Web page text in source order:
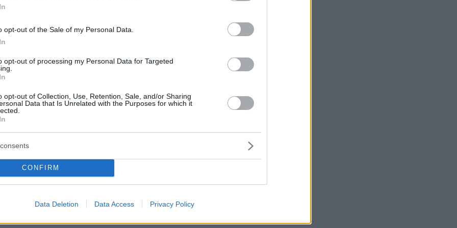
opt-out of the Sale of my Personal Data.
opt-out of processing my Personal Data for Targeted
opt-out of Collection, Use, Retention, Sale, and/or Sharing
Data that Is Unrelated with the Purposes for which it
CONFIRM
Data Deletion Data Access Privacy Policy
πενήντα μέτρα, αρκετά μακριά. Και ήρθε
μου. Δεν τρακάραμε αλλά ήρθε και...
έκατσε... έτσι, σφήνα μπροστά μου» είπε
η γυναίκα.
το μάτι της, ανέφερε: «Έχω πάει στον
σήμερα. Έχω μαυρισμένο μάτι».
ο 30χρονος
και συνελήφθη χθες, Πέμπτη (11/6)
της Τρίτης (9/6) γρονθοκόπησε γυναίκα
για την προτεραιότητα.